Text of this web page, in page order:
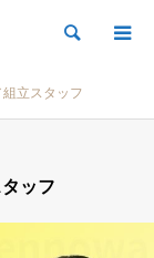
検索
組立スタッフ
ッフ